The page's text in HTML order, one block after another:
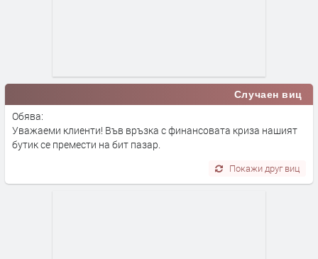
Случаен виц
Обява:
Уважаеми клиенти! Във връзка с финансовата криза нашият
бутик се премести на бит пазар.
Покажи друг виц